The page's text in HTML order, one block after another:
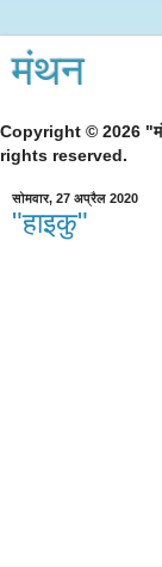
मंथन
Copyright © 2026
rights reserved.
सोमवार, 27 अप्रैल 2020
"हाइकु"